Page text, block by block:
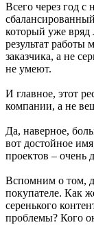
Всего через год с
который уже вряд
результат
заказчика, а не
не умеют.
И главное, этот
компании, а не
Да, наверное,
вот достойное
проектов – очень
Вспомним о том,
покупателе. Как
серенького
проблемы? Кого